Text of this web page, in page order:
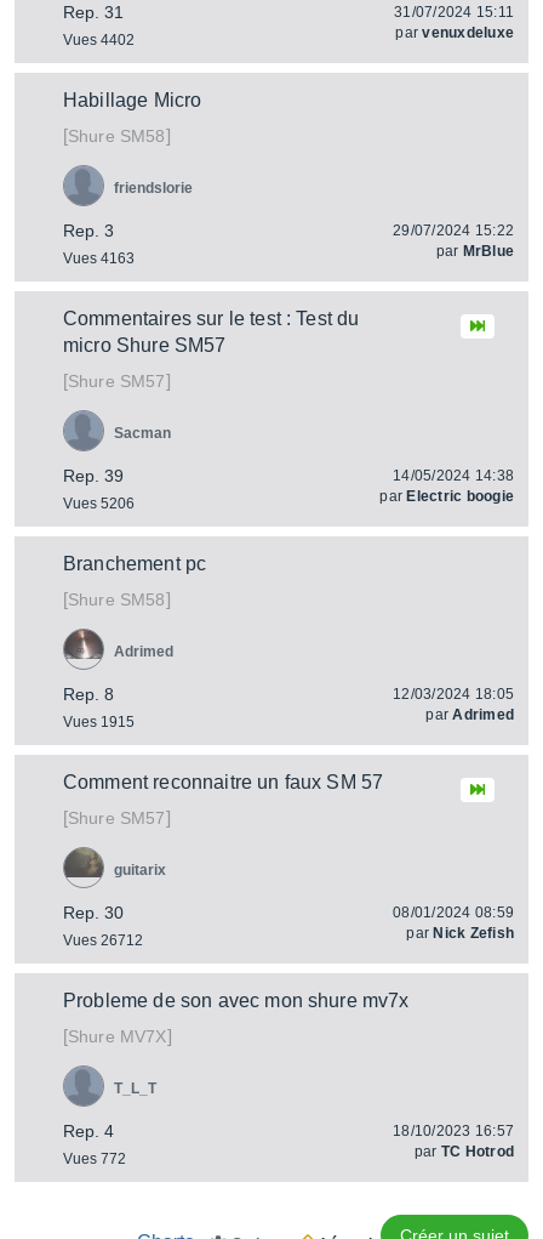
Rep. 31
Vues 4402
31/07/2024 15:11
parvenuxdeluxe
Habillage Micro
[Shure SM58]
Rep. 3
Vues 4163
friendslorie
29/07/2024 15:22
par MrBlue
Commentaires sur le test : Test du
micro Shure SM57
[Shure SM57]
Rep. 39
Vues 5206
Sacman
14/05/2024 14:38
par Electric boogie
Branchement pc
[Shure SM58]
Rep. 8
Vues 1915
Adrimed
12/03/2024 18:05
parAdrimed
Comment reconnaitre un faux SM 57
[Shure SM57]
Rep. 30
Vues 26712
guitarix
08/01/2024 08:59
par Nick Zefish
Probleme de son avec mon shure mv7x
[Shure MV7X]
Rep. 4
Vues 772
T_L_T
18/10/2023 16:57
par TC Hotrod